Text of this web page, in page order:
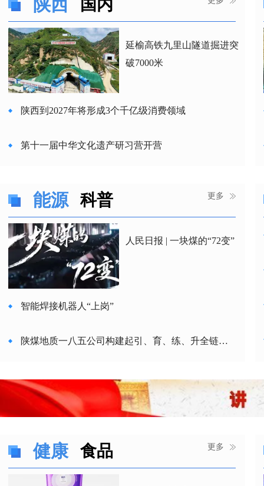
塞上风 | 一碗羊肉，何以读懂榆林？
陕西 国内
延榆高铁九里山隧道掘进突
破7000米
陕西到2027年将形成3个千亿级消费领域
第十一届中华文化遗产研习营开营
陕西造大型离心压缩机组为西气东输添动力
能源 科普 更多
人民日报 | 一块煤的“72变”
智能焊接机器人“上岗”
陕煤地质一八五公司构建起引、育、练、升全链条
制宜号准脉 综合治理施良策
横山区能化产业蹚出绿色转型新路子——从“一块黑
金”到“多元绿能”
健康 食品 更多